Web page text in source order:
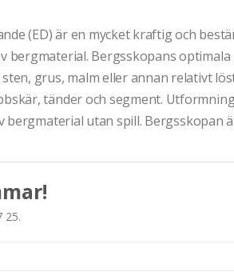
(ED) är en mycket kraftig och
bergmaterial. Bergsskopans optimala
grus, malm eller annan relativt
tänder och segment.
utan spill. Bergsskopan
25.